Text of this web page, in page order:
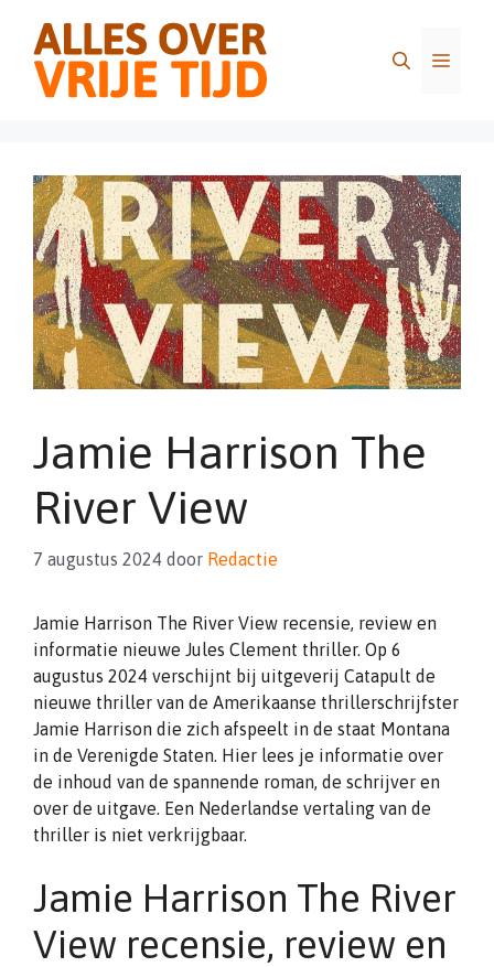
inhoud
Menu
Jamie Harrison The
River View
7 augustus 2024 door Redactie
Jamie Harrison The River View recensie, review en
informatie nieuwe Jules Clement thriller. Op 6
augustus 2024 verschijnt bij uitgeverij Catapult de
nieuwe thriller van de Amerikaanse thrillerschrijfster
Jamie Harrison die zich afspeelt in de staat Montana
in de Verenigde Staten. Hier lees je informatie over
de inhoud van de spannende roman, de schrijver en
over de uitgave. Een Nederlandse vertaling van de
thriller is niet verkrijgbaar.
Jamie Harrison The River
View recensie, review en